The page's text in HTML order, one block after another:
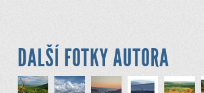
DALŠÍ FOTKY AUTORA